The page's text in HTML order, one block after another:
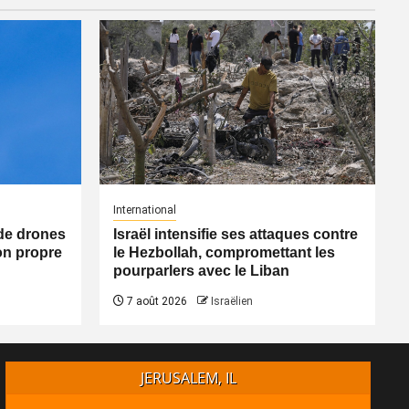
drones
propre
International
Israël intensifie ses attaques contre
le Hezbollah, compromettant les
pourparlers avec le Liban
7 août 2026 Israëlien
JERUSALEM, IL